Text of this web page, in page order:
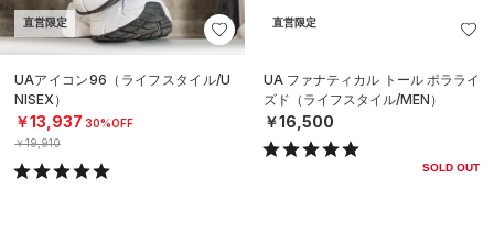
直営限定
UAアイコン96（ライフスタイル/U
NISEX）
￥13,937 30%OFF
￥19,910
直営限定
UA ファナティカル トール ポラライ
ズド（ライフスタイル/MEN）
￥16,500
SOLD OUT